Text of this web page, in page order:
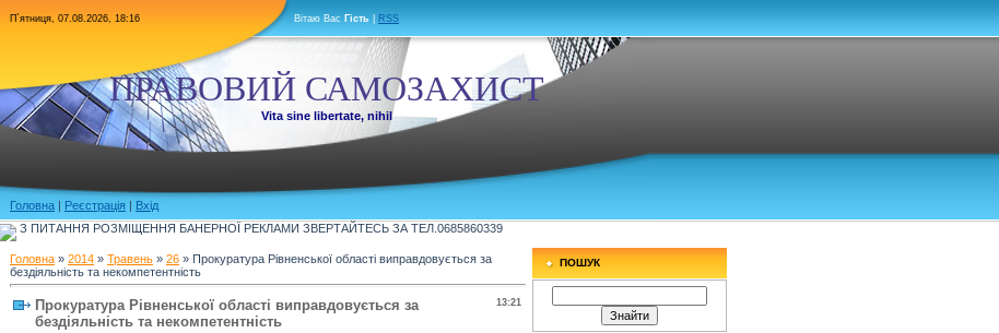
П`ятниця, 07.08.2026, 18:16 Вітаю Вас Гість RSS
ПРАВОВИЙ САМОЗАХИСТ
Vita sine libertate, nihil
Головна | Реєстрація | Вхід
З ПИТАННЯ РОЗМІЩЕННЯ БАНЕРНОЇ РЕКЛАМИ ЗВЕРТАЙТЕСЬ ЗА ТЕЛ.0685860339
Головна » 2014 » Травень » 26 » Прокуратура Рівненської області виправдовується за
бездіяльність та некомпетентність
13:21
Прокуратура Рівненської області виправдовується за
бездіяльність та некомпетентність
ПОШУК